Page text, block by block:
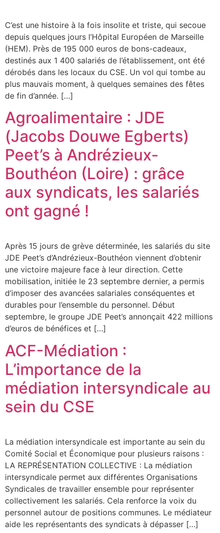
C’est une histoire à la fois insolite et triste, qui secoue
depuis quelques jours l’Hôpital Européen de Marseille
(HEM). Près de 195 000 euros de bons-cadeaux,
destinés aux 1 400 salariés de l’établissement, ont été
dérobés dans les locaux du CSE. Un vol qui tombe au
plus mauvais moment, à quelques semaines des fêtes
de fin d’année. […]
Agroalimentaire : JDE
(Jacobs Douwe Egberts)
Peet’s à Andrézieux-
Bouthéon (Loire) : grâce
aux syndicats, les salariés
ont gagné !
Après 15 jours de grève déterminée, les salariés du site
JDE Peet’s d’Andrézieux-Bouthéon viennent d’obtenir
une victoire majeure face à leur direction. Cette
mobilisation, initiée le 23 septembre dernier, a permis
d’imposer des avancées salariales conséquentes et
durables pour l’ensemble du personnel. Début
septembre, le groupe JDE Peet’s annonçait 422 millions
d’euros de bénéfices et […]
ACF-Médiation :
L’importance de la
médiation intersyndicale au
sein du CSE
La médiation intersyndicale est importante au sein du
Comité Social et Économique pour plusieurs raisons :
LA REPRÉSENTATION COLLECTIVE : La médiation
intersyndicale permet aux différentes Organisations
Syndicales de travailler ensemble pour représenter
collectivement les salariés. Cela renforce la voix du
personnel autour de positions communes. Le médiateur
aide les représentants des syndicats à dépasser […]